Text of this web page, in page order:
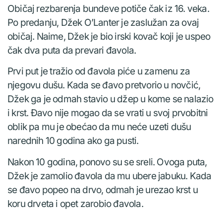
Običaj rezbarenja bundeve potiče čak iz 16. veka.
Po predanju, Džek O’Lanter je zaslužan za ovaj
običaj. Naime, Džek je bio irski kovač koji je uspeo
čak dva puta da prevari đavola.
Prvi put je tražio od đavola piće u zamenu za
njegovu dušu. Kada se đavo pretvorio u novčić,
Džek ga je odmah stavio u džep u kome se nalazio
i krst. Đavo nije mogao da se vrati u svoj prvobitni
oblik pa mu je obećao da mu neće uzeti dušu
narednih 10 godina ako ga pusti.
Nakon 10 godina, ponovo su se sreli. Ovoga puta,
Džek je zamolio đavola da mu ubere jabuku. Kada
se đavo popeo na drvo, odmah je urezao krst u
koru drveta i opet zarobio đavola.